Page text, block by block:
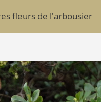
fleurs de l'arbousier